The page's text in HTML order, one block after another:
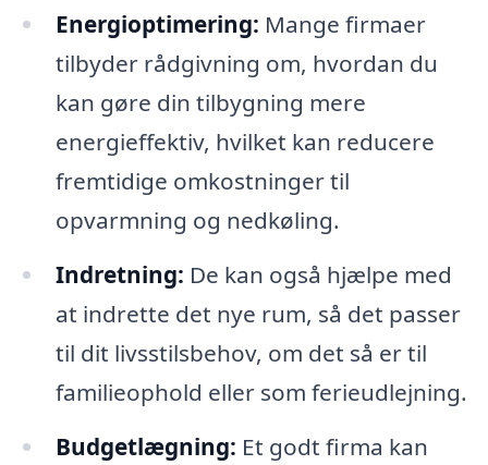
Energioptimering: Mange firmaer
tilbyder rådgivning om, hvordan du
kan gøre din tilbygning mere
energieffektiv, hvilket kan reducere
fremtidige omkostninger til
opvarmning og nedkøling.
Indretning: De kan også hjælpe med
at indrette det nye rum, så det passer
til dit livsstilsbehov, om det så er til
familieophold eller som ferieudlejning.
Budgetlægning: Et godt firma kan